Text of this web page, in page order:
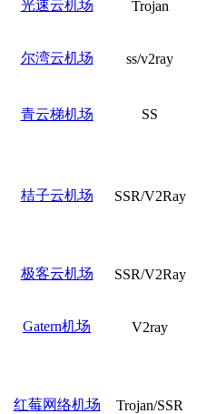
光速云机场 Trojan
尔湾云机场 ss/v2ray
青云梯机场 SS
桔子云机场 SSR/V2Ray
极客云机场 SSR/V2Ray
Gatern机场 V2ray
红莓网络机场 Trojan/SSR